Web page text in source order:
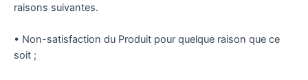
raisons suivantes.
• Non-satisfaction du Produit pour quelque raison que ce
soit ;